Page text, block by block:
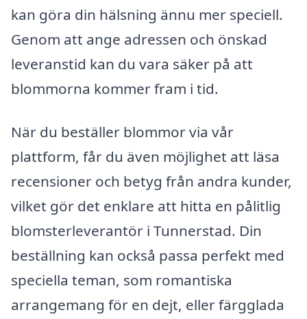
kan göra din hälsning ännu mer speciell.
Genom att ange adressen och önskad
leveranstid kan du vara säker på att
blommorna kommer fram i tid.
När du beställer blommor via vår
plattform, får du även möjlighet att läsa
recensioner och betyg från andra kunder,
vilket gör det enklare att hitta en pålitlig
blomsterleverantör i Tunnerstad. Din
beställning kan också passa perfekt med
speciella teman, som romantiska
arrangemang för en dejt, eller färgglada